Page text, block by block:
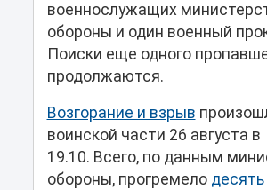
военнослужащих
обороны и один военный
Поиски еще одного
продолжаются.
Возгорание и взрыв
воинской части 26 августа в
19.10. Всего, по данным
обороны, прогремело десять